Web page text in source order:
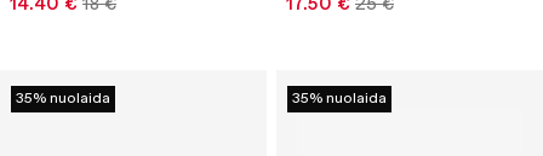
35% nuolaida 35% nuolaida